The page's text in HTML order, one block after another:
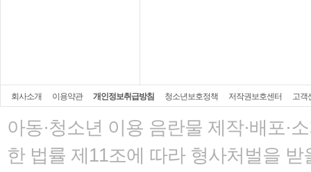
회사소개 이용약관 개인정보취급방침 청소년보호정책 저작권보호센터 고객
아동·청소년 이용 음란물 제작·배포·
한 법률 제11조에 따라 형사처벌을 받